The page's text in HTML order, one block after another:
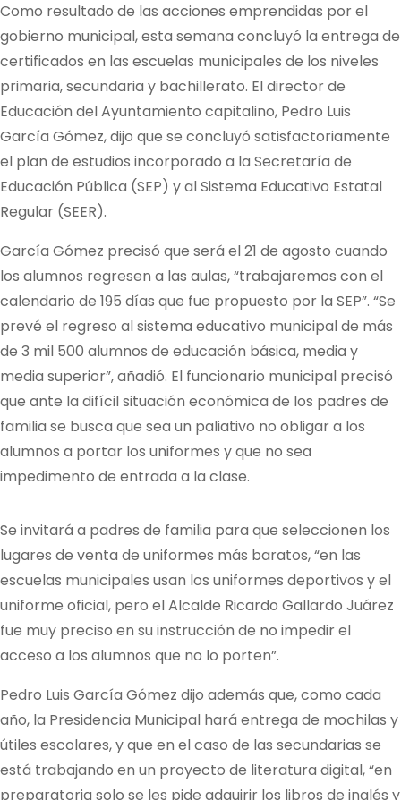
Como resultado de las acciones emprendidas por el
gobierno municipal, esta semana concluyó la entrega de
certificados en las escuelas municipales de los niveles
primaria, secundaria y bachillerato. El director de
Educación del Ayuntamiento capitalino, Pedro Luis
García Gómez, dijo que se concluyó satisfactoriamente
el plan de estudios incorporado a la Secretaría de
Educación Pública (SEP) y al Sistema Educativo Estatal
Regular (SEER).
García Gómez precisó que será el 21 de agosto cuando
los alumnos regresen a las aulas, “trabajaremos con el
calendario de 195 días que fue propuesto por la SEP”. “Se
prevé el regreso al sistema educativo municipal de más
de 3 mil 500 alumnos de educación básica, media y
media superior”, añadió. El funcionario municipal precisó
que ante la difícil situación económica de los padres de
familia se busca que sea un paliativo no obligar a los
alumnos a portar los uniformes y que no sea
impedimento de entrada a la clase.
Se invitará a padres de familia para que seleccionen los
lugares de venta de uniformes más baratos, “en las
escuelas municipales usan los uniformes deportivos y el
uniforme oficial, pero el Alcalde Ricardo Gallardo Juárez
fue muy preciso en su instrucción de no impedir el
acceso a los alumnos que no lo porten”.
Pedro Luis García Gómez dijo además que, como cada
año, la Presidencia Municipal hará entrega de mochilas y
útiles escolares, y que en el caso de las secundarias se
está trabajando en un proyecto de literatura digital, “en
preparatoria solo se les pide adquirir los libros de inglés y